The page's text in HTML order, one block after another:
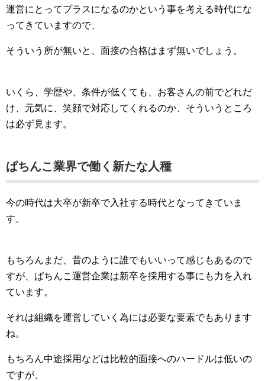
運営にとってプラスになるのかという事を考える時代にな
ってきていますので、
そういう所が無いと、面接の合格はまず無いでしょう。
いくら、学歴や、条件が低くても、お客さんの前でどれだ
け、元気に、笑顔で対応してくれるのか、そういうところ
は必ず見ます。
ぱちんこ業界で働く新たな人種
今の時代は大卒が新卒で入社する時代となってきていま
す。
もちろんまだ、昔のように誰でもいいって感じもあるので
すが、ぱちんこ運営企業は新卒を採用する事にも力を入れ
ています。
それは組織を運営していく為には必要な要素でもあります
ね。
もちろん中途採用などは比較的面接へのハードルは低いの
ですが、